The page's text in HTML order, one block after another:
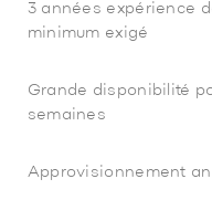
3 années expérience
minimum exigé
Grande disponibilité
semaines
Approvisionnement